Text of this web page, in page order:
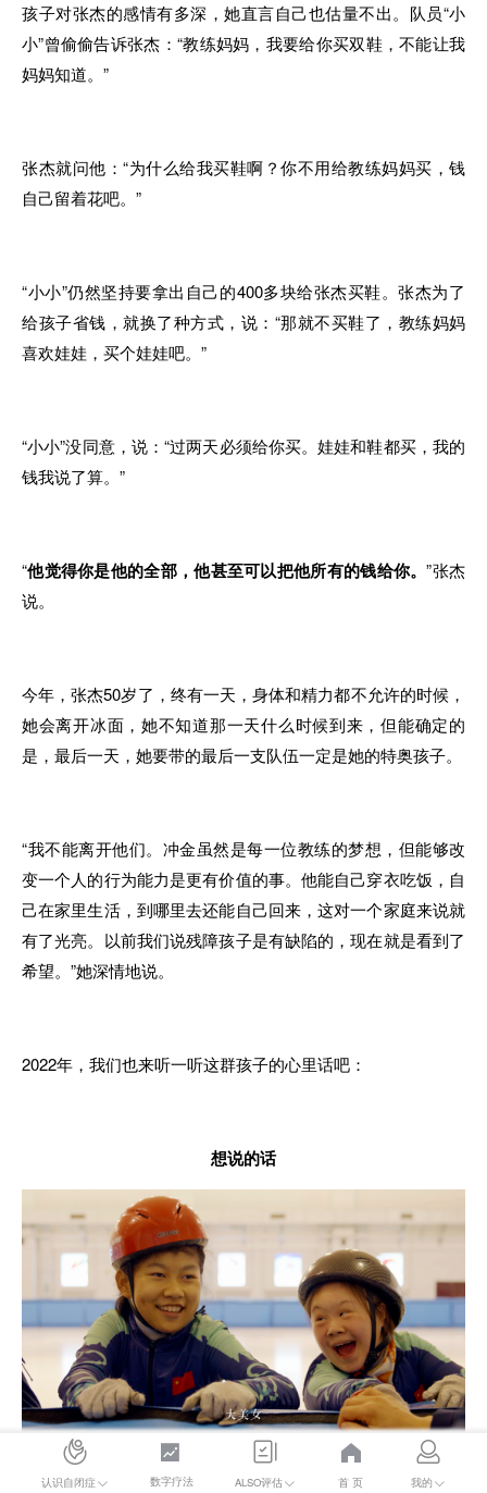
孩子对张杰的感情有多深，她直言自己也估量不出。队员“小
小”曾偷偷告诉张杰：“教练妈妈，我要给你买双鞋，不能让我
妈妈知道。”
张杰就问他：“为什么给我买鞋啊？你不用给教练妈妈买，钱
自己留着花吧。”
“小小”仍然坚持要拿出自己的400多块给张杰买鞋。张杰为了
给孩子省钱，就换了种方式，说：“那就不买鞋了，教练妈妈
喜欢娃娃，买个娃娃吧。”
“小小”没同意，说：“过两天必须给你买。娃娃和鞋都买，我的
钱我说了算。”
“他觉得你是他的全部，他甚至可以把他所有的钱给你。”张杰
说。
今年，张杰50岁了，终有一天，身体和精力都不允许的时候，
她会离开冰面，她不知道那一天什么时候到来，但能确定的
是，最后一天，她要带的最后一支队伍一定是她的特奥孩子。
“我不能离开他们。冲金虽然是每一位教练的梦想，但能够改
变一个人的行为能力是更有价值的事。他能自己穿衣吃饭，自
己在家里生活，到哪里去还能自己回来，这对一个家庭来说就
有了光亮。以前我们说残障孩子是有缺陷的，现在就是看到了
希望。”她深情地说。
2022年，我们也来听一听这群孩子的心里话吧：
想说的话
认识自闭症 数字疗法 ALSO评估 首 页 我的